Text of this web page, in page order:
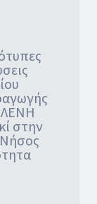
στην